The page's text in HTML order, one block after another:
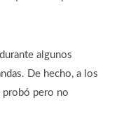
algunos
De hecho, a los
probó pero no